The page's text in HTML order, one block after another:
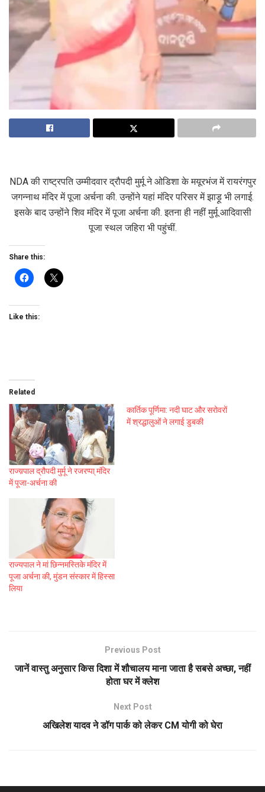
NDA की राष्ट्रपति उम्मीदवार द्रौपदी मुर्मू ने ओडिशा के मयूरभंज में रायरंगपुर
जगन्नाथ मंदिर में पूजा अर्चना की. उन्होंने यहां मंदिर परिसर में झाड़ू भी लगाई.
इसके बाद उन्होंने शिव मंदिर में पूजा अर्चना की. इतना ही नहीं मुर्मू आदिवासी
पूजा स्थल जहिरा भी पहुंचीं.
Share this:
Like this:
Related
राज्य़पाल द्रौपदी मुर्मू ने रजरप्पा् मंदिर
में पूजा-अर्चना की
कार्तिक पूर्णिमा: नदी घाट और सरोवरों
में श्रद्धालुओं ने लगाई डुबकी
राज्यपाल ने मां छिन्नमस्तिके मंदिर में
पूजा अर्चना की, मुंडन संस्कार में हिस्सा
लिया
Previous Post
जानें वास्तु अनुसार किस दिशा में शौचालय माना जाता है सबसे अच्छा, नहीं
होता घर में क्लेश
Next Post
अखिलेश यादव ने डॉग पार्क को लेकर CM योगी को घेरा